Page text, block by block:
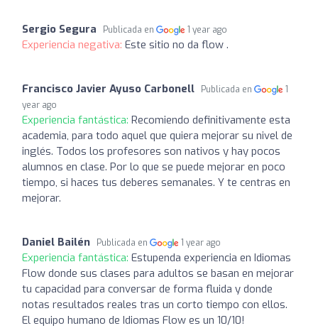
Sergio Segura Publicada en 1 year ago
Experiencia negativa: Este sitio no da flow .
Francisco Javier Ayuso Carbonell Publicada en
1
year ago
Experiencia fantástica: Recomiendo definitivamente esta
academia, para todo aquel que quiera mejorar su nivel de
inglés. Todos los profesores son nativos y hay pocos
alumnos en clase. Por lo que se puede mejorar en poco
tiempo, si haces tus deberes semanales. Y te centras en
mejorar.
Daniel Bailén Publicada en 1 year ago
Experiencia fantástica: Estupenda experiencia en Idiomas
Flow donde sus clases para adultos se basan en mejorar
tu capacidad para conversar de forma fluida y donde
notas resultados reales tras un corto tiempo con ellos.
El equipo humano de Idiomas Flow es un 10/10!